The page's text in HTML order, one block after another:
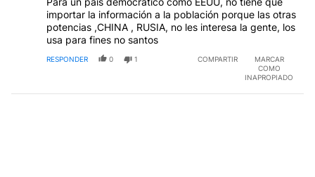
importar la información a la población porque las otras
potencias ,CHINA , RUSIA, no les interesa la gente, los
usa para fines no santos
RESPONDER 0 1 COMPARTIR
MARCAR
COMO
INAPROPIADO